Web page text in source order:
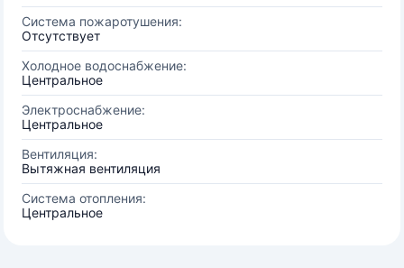
Система пожаротушения:
Отсутствует
Холодное водоснабжение:
Центральное
Электроснабжение:
Центральное
Вентиляция:
Вытяжная вентиляция
Система отопления:
Центральное